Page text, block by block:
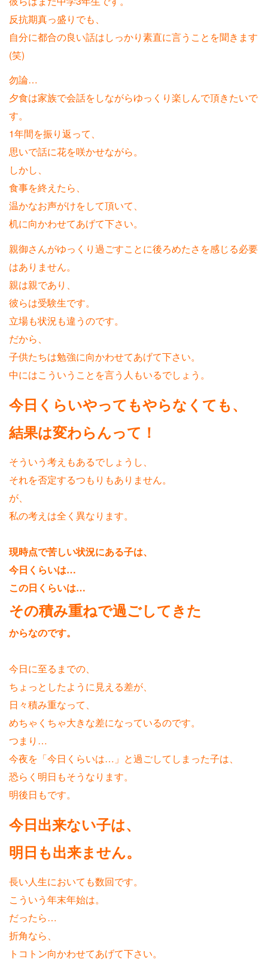
反抗期真っ盛りでも、
自分に都合の良い話はしっかり素直に言うことを聞きます
(笑)
勿論…
夕食は家族で会話をしながらゆっくり楽しんで頂きたいで
す。
1年間を振り返って、
思いで話に花を咲かせながら。
しかし、
食事を終えたら、
温かなお声がけをして頂いて、
机に向かわせてあげて下さい。
親御さんがゆっくり過ごすことに後ろめたさを感じる必要
はありません。
親は親であり、
彼らは受験生です。
立場も状況も違うのです。
だから、
子供たちは勉強に向かわせてあげて下さい。
中にはこういうことを言う人もいるでしょう。
今日くらいやってもやらなくても、
結果は変わらんって！
そういう考えもあるでしょうし、
それを否定するつもりもありません。
が、
私の考えは全く異なります。
現時点で苦しい状況にある子は、
今日くらいは…
この日くらいは…
その積み重ねで過ごしてきた
からなのです。
今日に至るまでの、
ちょっとしたように見える差が、
日々積み重なって、
めちゃくちゃ大きな差になっているのです。
つまり…
今夜を「今日くらいは…」と過ごしてしまった子は、
恐らく明日もそうなります。
明後日もです。
今日出来ない子は、
明日も出来ません。
長い人生においても数回です。
こういう年末年始は。
だったら…
折角なら、
トコトン向かわせてあげて下さい。